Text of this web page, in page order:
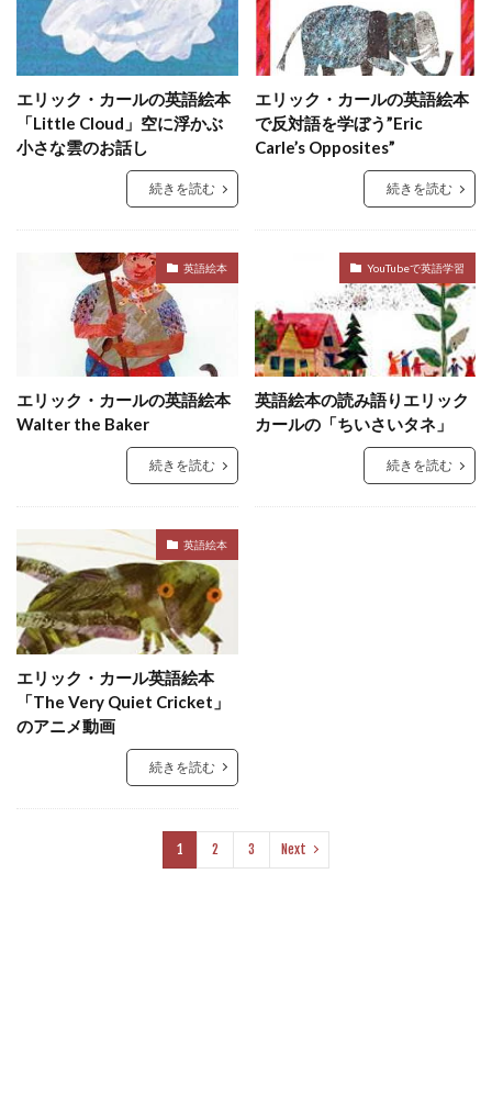
エリック・カールの英語絵本
「Little Cloud」空に浮かぶ
小さな雲のお話し
続きを読む
エリック・カールの英語絵本
で反対語を学ぼう”Eric
Carle’s Opposites”
続きを読む
英語絵本
エリック・カールの英語絵本
Walter the Baker
続きを読む
YouTubeで英語学習
英語絵本の読み語りエリック
カールの「ちいさいタネ」
続きを読む
英語絵本
エリック・カール英語絵本
「The Very Quiet Cricket」
のアニメ動画
続きを読む
1 2 3 Next